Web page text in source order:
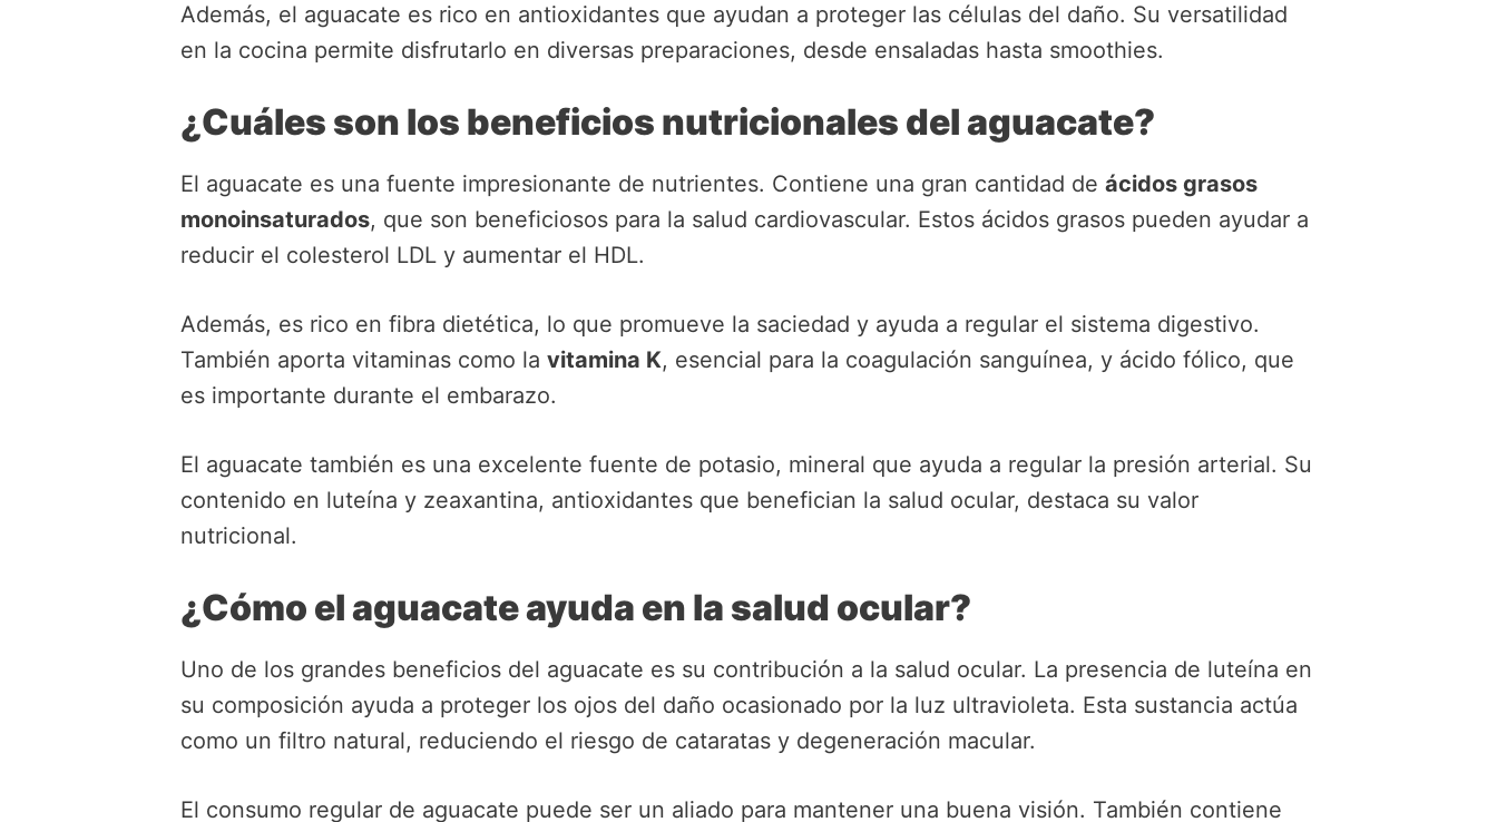
Además, el aguacate es rico en antioxidantes que ayudan a proteger las células del daño. Su versatilidad
en la cocina permite disfrutarlo en diversas preparaciones, desde ensaladas hasta smoothies.
¿Cuáles son los beneficios nutricionales del aguacate?
El aguacate es una fuente impresionante de nutrientes. Contiene una gran cantidad de ácidos grasos
monoinsaturados, que son beneficiosos para la salud cardiovascular. Estos ácidos grasos pueden ayudar a
reducir el colesterol LDL y aumentar el HDL.
Además, es rico en fibra dietética, lo que promueve la saciedad y ayuda a regular el sistema digestivo.
También aporta vitaminas como la vitamina K, esencial para la coagulación sanguínea, y ácido fólico, que
es importante durante el embarazo.
El aguacate también es una excelente fuente de potasio, mineral que ayuda a regular la presión arterial. Su
contenido en luteína y zeaxantina, antioxidantes que benefician la salud ocular, destaca su valor
nutricional.
¿Cómo el aguacate ayuda en la salud ocular?
Uno de los grandes beneficios del aguacate es su contribución a la salud ocular. La presencia de luteína en
su composición ayuda a proteger los ojos del daño ocasionado por la luz ultravioleta. Esta sustancia actúa
como un filtro natural, reduciendo el riesgo de cataratas y degeneración macular.
El consumo regular de aguacate puede ser un aliado para mantener una buena visión. También contiene